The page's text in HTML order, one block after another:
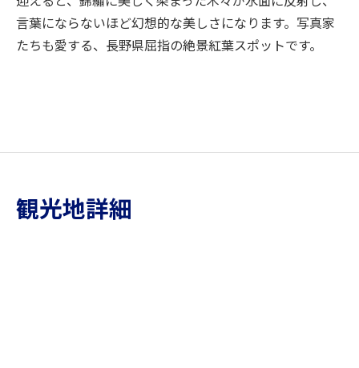
言葉にならないほど幻想的な美しさになります。写真家
たちも愛する、長野県屈指の絶景紅葉スポットです。
観光地詳細